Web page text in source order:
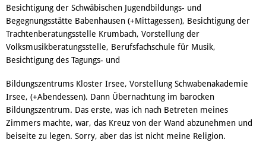
Besichtigung der Schwäbischen Jugendbildungs- und
Begegnungsstätte Babenhausen (+Mittagessen), Besichtigung der
Trachtenberatungsstelle Krumbach, Vorstellung der
Volksmusikberatungsstelle, Berufsfachschule für Musik,
Besichtigung des Tagungs- und
Bildungszentrums Kloster Irsee, Vorstellung Schwabenakademie
Irsee, (+Abendessen). Dann Übernachtung im barocken
Bildungszentrum. Das erste, was ich nach Betreten meines
Zimmers machte, war, das Kreuz von der Wand abzunehmen und
beiseite zu legen. Sorry, aber das ist nicht meine Religion.